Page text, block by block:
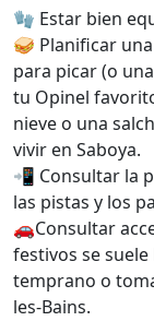
🧤 Estar bien
🥪 Planificar
para picar (o
tu Opinel
nieve o una
vivir en Saboya.
📲 Consultar la
las pistas y los
🚗Consultar
festivos se
temprano o
les-Bains.